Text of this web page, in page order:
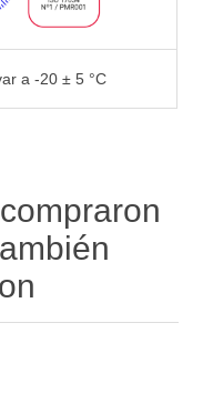
a -20 ± 5 °C